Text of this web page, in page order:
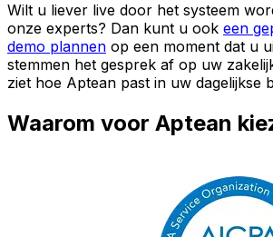
Wilt u liever live door het systeem
onze experts? Dan kunt u ook een
demo plannen op een moment dat u
stemmen het gesprek af op uw
ziet hoe Aptean past in uw dagelijkse
Waarom voor Aptean